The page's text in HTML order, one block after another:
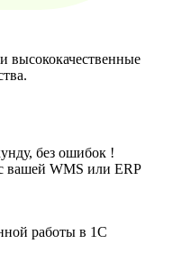
без ошибок !
вашей WMS или ERP
работы в 1С